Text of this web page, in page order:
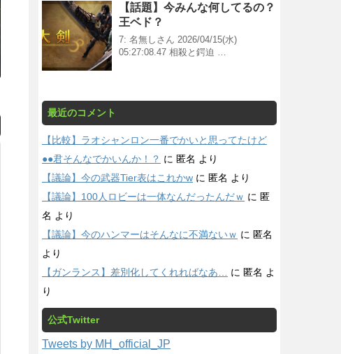
【話題】今みんな何してるの？
王ベド？
7: 名無しさん 2026/04/15(水)
05:27:08.47 相殺と鍔迫 …
最近のコメント
【比較】ラオシャンロン一番でかいと思ってたけど
●●君そんなでかいんか！？ に 匿名 より
【議論】今の武器Tier表はこれかw に 匿名 より
【議論】100人ロビーは一体なんだったんだｗ に 匿
名 より
【議論】今のハンマーはそんなに不満ないｗ に 匿名
より
【ガンランス】差別化してくれればなあ…
に 匿名 よ
り
公式Twitter
Tweets by MH_official_JP